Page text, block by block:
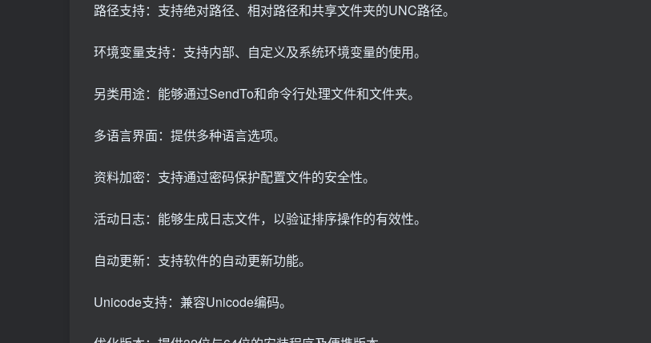
路径支持：支持绝对路径、相对路径和共享文件夹的UNC路径。
环境变量支持：支持内部、自定义及系统环境变量的使用。
另类用途：能够通过SendTo和命令行处理文件和文件夹。
多语言界面：提供多种语言选项。
资料加密：支持通过密码保护配置文件的安全性。
活动日志：能够生成日志文件，以验证排序操作的有效性。
自动更新：支持软件的自动更新功能。
Unicode支持：兼容Unicode编码。